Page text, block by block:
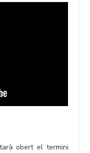
obert el termini